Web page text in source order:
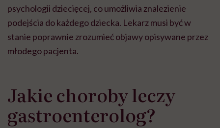
psychologii dziecięcej, co umożliwia znalezienie
podejścia do każdego dziecka. Lekarz musi być w
stanie poprawnie zrozumieć objawy opisywane przez
młodego pacjenta.
Jakie choroby leczy
gastroenterolog?